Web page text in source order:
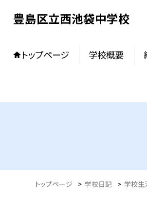
豊島区立西池袋中学校
トップページ 学校概要
トップページ > 学校日記 > 学校生